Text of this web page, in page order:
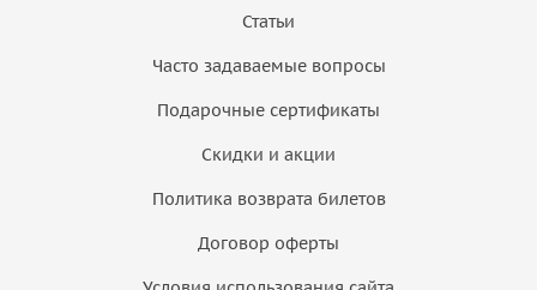
Статьи
Часто задаваемые вопросы
Подарочные сертификаты
Скидки и акции
Политика возврата билетов
Договор оферты